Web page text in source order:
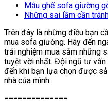
Mẫu ghế sofa giường
Những sai lầm cần
Trên đây là những điều bạn
mua sofa giường. Hãy đến
trải nghiệm mua sắm những
tuyệt vời nhất. Đội ngũ tư
đến khi bạn lựa chọn được
nhà của mình.
==============